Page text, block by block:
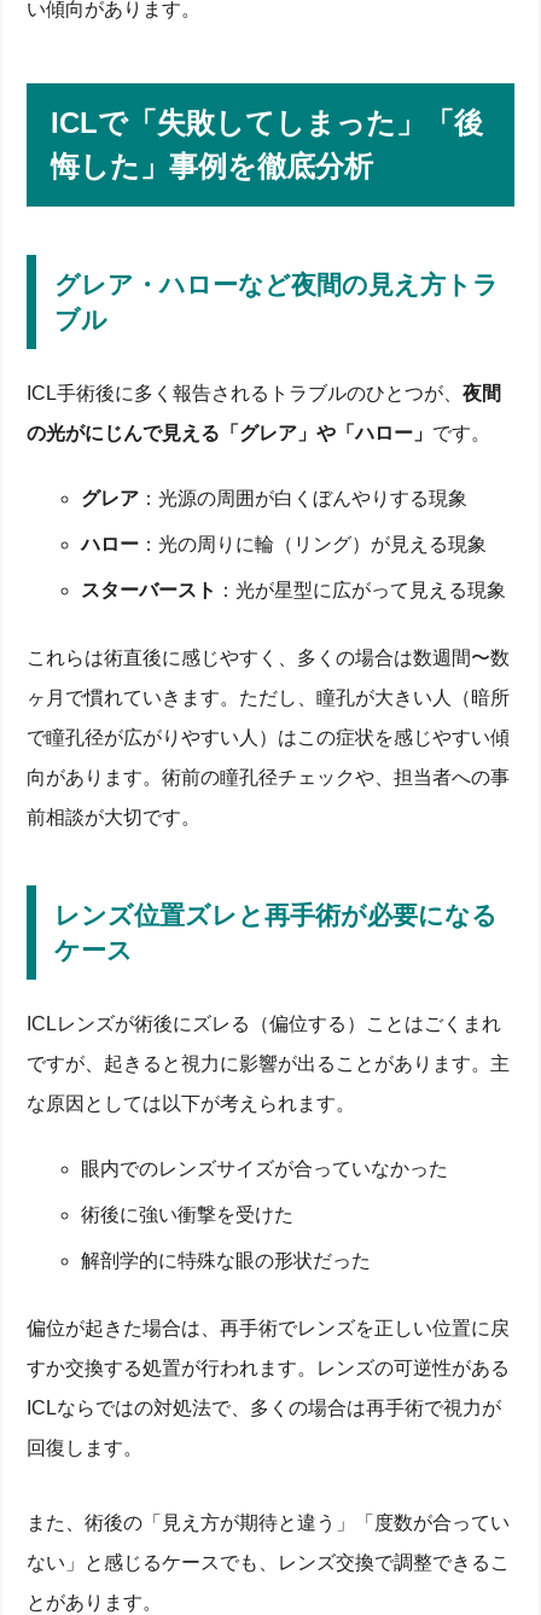
い傾向があります。
ICLで「失敗してしまった」「後
悔した」事例を徹底分析
グレア・ハローなど夜間の見え方トラ
ブル
ICL手術後に多く報告されるトラブルのひとつが、夜間
の光がにじんで見える「グレア」や「ハロー」 です。
グレア ：光源の周囲が白くぼんやりする現象
ハロー ：光の周りに輪（リング）が見える現象
スターバースト ：光が星型に広がって見える現象
これらは術直後に感じやすく、多くの場合は数週間〜数
ヶ月で慣れていきます。ただし、瞳孔が大きい人（暗所
で瞳孔径が広がりやすい人）はこの症状を感じやすい傾
向があります。術前の瞳孔径チェックや、担当者への事
前相談が大切です。
レンズ位置ズレと再手術が必要になる
ケース
ICLレンズが術後にズレる（偏位する）ことはごくまれ
ですが、起きると視力に影響が出ることがあります。主
な原因としては以下が考えられます。
眼内でのレンズサイズが合っていなかった
術後に強い衝撃を受けた
解剖学的に特殊な眼の形状だった
偏位が起きた場合は、再手術でレンズを正しい位置に戻
すか交換する処置が行われます。レンズの可逆性がある
ICLならではの対処法で、多くの場合は再手術で視力が
回復します。
また、術後の「見え方が期待と違う」「度数が合ってい
ない」と感じるケースでも、レンズ交換で調整できるこ
とがあります。
適応外と診断されたときの代替治療オプション
ICL費用は高額？料金内訳と安全投資の考え方
ICL費用の相場とレンズグレード別料金一覧
費用が上昇する要因と安全性の相関を理解
医療費控除・分割払いなど負担を軽減する方法
ICLとレーシックどちらを選ぶ？ライフステージ別判
学生・強度近視患者にICLが向く理由
角膜厚が十分ならレーシックも安全―比較早見表
老眼世代・遠近両用への対応と将来の可能性
術前によくある質問TOP5と診療時のチェックポイ
術後1週間・1か月・1年の見え方の変化を解説
まとめ｜ICL安全性を理解して納得の治療選択を